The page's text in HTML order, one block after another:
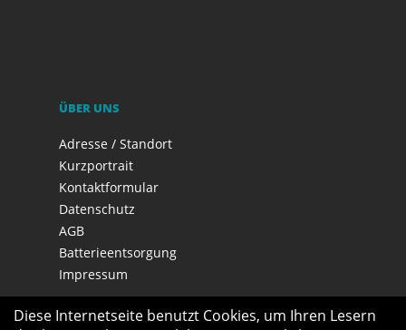
ÜBER UNS
Adresse / Standort
Kurzportrait
Kontaktformular
Datenschutz
AGB
Batterieentsorgung
Impressum
Diese Internetseite benutzt Cookies, um Ihren Lesern